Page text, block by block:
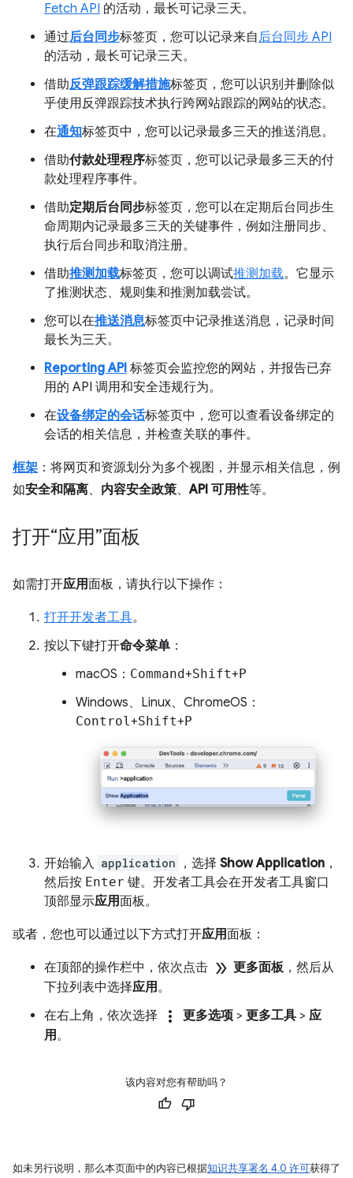
Fetch API 的活动，最长可记录三天。
通过后台同步标签页，您可以记录来自后台同步 API
的活动，最长可记录三天。
借助反弹跟踪缓解措施标签页，您可以识别并删除似
乎使用反弹跟踪技术执行跨网站跟踪的网站的状态。
在通知标签页中，您可以记录最多三天的推送消息。
借助付款处理程序标签页，您可以记录最多三天的付
款处理程序事件。
借助定期后台同步标签页，您可以在定期后台同步生
命周期内记录最多三天的关键事件，例如注册同步、
执行后台同步和取消注册。
借助推测加载标签页，您可以调试推测加载。它显示
了推测状态、规则集和推测加载尝试。
您可以在推送消息标签页中记录推送消息，记录时间
最长为三天。
Reporting API 标签页会监控您的网站，并报告已弃
用的 API 调用和安全违规行为。
在设备绑定的会话标签页中，您可以查看设备绑定的
会话的相关信息，并检查关联的事件。
框架 ：将网页和资源划分为多个视图，并显示相关信息，例
如安全和隔离、 内容安全政策、API 可用性等。
打开“应用”面板
如需打开应用面板，请执行以下操作：
打开开发者工具。
按以下键打开命令菜单 ：
macOS： Command+Shift+P
Windows、Linux、ChromeOS：
Control+Shift+P
开始输入 application ，选择 Show Application ，
然后按 Enter 键。开发者工具会在开发者工具窗口
顶部显示应用面板。
或者，您也可以通过以下方式打开应用面板：
在顶部的操作栏中，依次点击 double_arrow 更多面板，然后从
下拉列表中选择应用。
在右上角，依次选择
more_vert 更多选项 > 更多工具 > 应
用。
该内容对您有帮助吗？
如未另行说明，那么本页面中的内容已根据知识共享署名 4.0 许可获得了